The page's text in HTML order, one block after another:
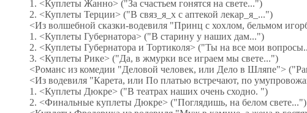
1. <Куплеты Жанно> ("За счастьем гонятся на свете...")
2. <Куплеты Терции> ("В связ_я_х с аптекой лекар_я_...")
<Из волшебной сказки-водевиля "Принц с хохлом, бельмом
1. <Куплеты Губернатора> ("В старину у наших дам...")
2. <Куплеты Губернатора и Тортиколя> ("Ты на все мои
3. <Куплеты Рике> ("Да, в жмурки все играем мы свете...")
<Романс из комедии "Деловой человек, или Дело в Шляпе">
<Из водевиля "Карета, или По платью встречают, по
1. <Куплеты Дюкре> ("В театрах наших очень сходно. ")
2. <Финальные куплеты Дюкре> ("Поглядишь, на белом свете...")